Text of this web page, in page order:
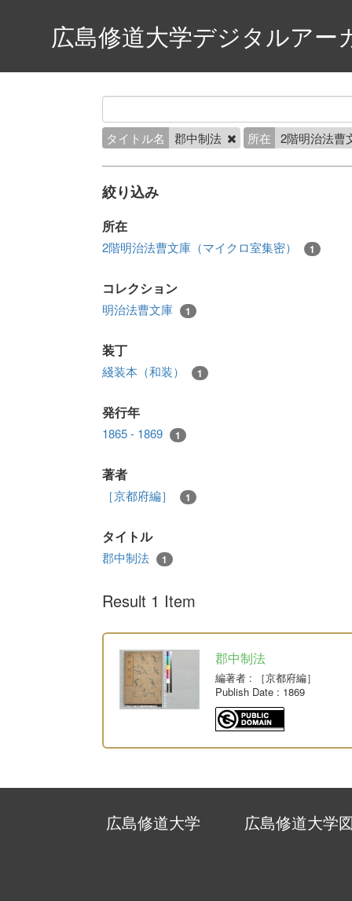
広島修道大学デジタルアー
タイトル名 郡中制法 所在 2階明治法曹
絞り込み
所在
2階明治法曹文庫（マイクロ室集密） 1
コレクション
明治法曹文庫 1
装丁
綫装本（和装） 1
発行年
1865 - 1869 1
著者
［京都府編］ 1
タイトル
郡中制法 1
Result 1 Item
郡中制法
編著者 : ［京都府編］
Publish Date : 1869
広島修道大学 広島修道大学